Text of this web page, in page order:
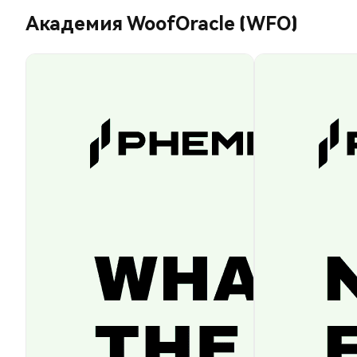
Академия WoofOracle (WFO)